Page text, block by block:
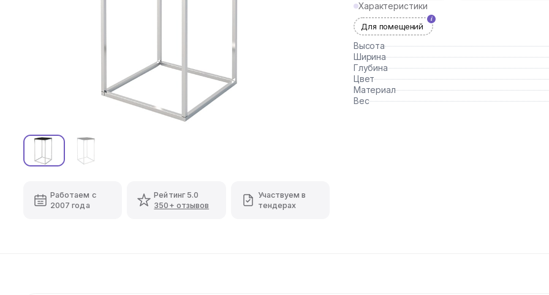
Работаем с
2007 года
Рейтинг 5.0
350+ отзывов
Участвуем в
тендерах
Характеристики
Для помещений
Высота
Ширина
Глубина
Цвет
Материал
Вес